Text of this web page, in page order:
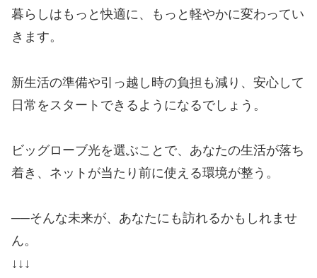
暮らしはもっと快適に、もっと軽やかに変わってい
きます。
新生活の準備や引っ越し時の負担も減り、安心して
日常をスタートできるようになるでしょう。
ビッグローブ光を選ぶことで、あなたの生活が落ち
着き、ネットが当たり前に使える環境が整う。
──そんな未来が、あなたにも訪れるかもしれませ
ん。
↓↓↓